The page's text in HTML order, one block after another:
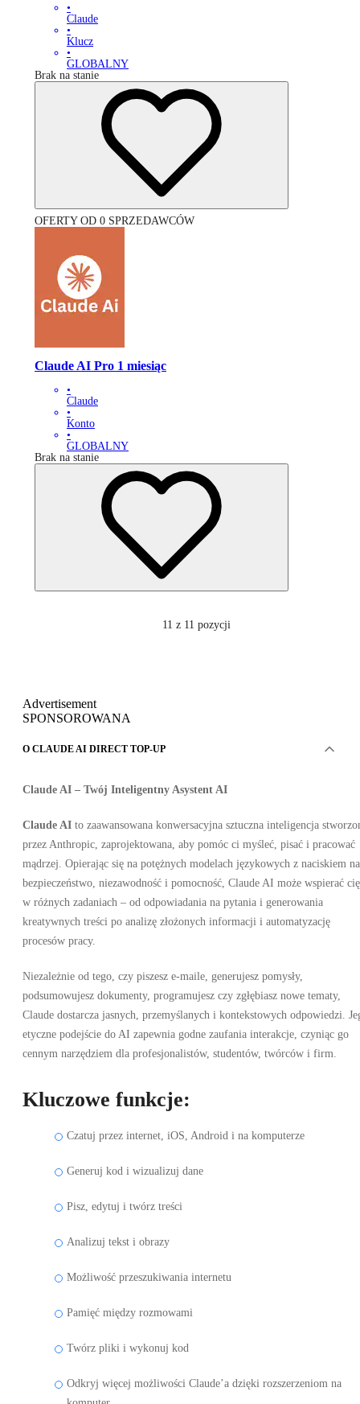
•
Claude
•
Klucz
•
GLOBALNY
Brak na stanie
OFERTY OD 0 SPRZEDAWCÓW
Claude AI Pro 1 miesiąc
•
Claude
•
Konto
•
GLOBALNY
Brak na stanie
11 z 11 pozycji
Advertisement
SPONSOROWANA
O CLAUDE AI DIRECT TOP-UP
Claude AI – Twój Inteligentny Asystent AI
Claude AI to zaawansowana konwersacyjna sztuczna inteligencja
przez Anthropic, zaprojektowana, aby pomóc ci myśleć, pisać i pracować
mądrzej. Opierając się na potężnych modelach językowych z naciskiem na
bezpieczeństwo, niezawodność i pomocność, Claude AI może wspierać cię
w różnych zadaniach – od odpowiadania na pytania i generowania
kreatywnych treści po analizę złożonych informacji i automatyzację
procesów pracy.
Niezależnie od tego, czy piszesz e-maile, generujesz pomysły,
podsumowujesz dokumenty, programujesz czy zgłębiasz nowe tematy,
Claude dostarcza jasnych, przemyślanych i kontekstowych odpowiedzi.
etyczne podejście do AI zapewnia godne zaufania interakcje, czyniąc go
cennym narzędziem dla profesjonalistów, studentów, twórców i firm.
Kluczowe funkcje:
Czatuj przez internet, iOS, Android i na komputerze
Generuj kod i wizualizuj dane
Pisz, edytuj i twórz treści
Analizuj tekst i obrazy
Możliwość przeszukiwania internetu
Pamięć między rozmowami
Twórz pliki i wykonuj kod
Odkryj więcej możliwości Claude’a dzięki rozszerzeniom na